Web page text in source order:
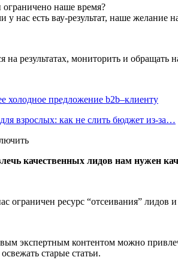
ограничено наше время?
у нас есть вау-результат, наше желание
на результатах, мониторить и
холодное предложение b2b–клиенту
взрослых: как не слить бюджет из-за…
качественных лидов нам нужен
ограничен ресурс “отсеивания”
экспертным контентом можно
старые статьи.